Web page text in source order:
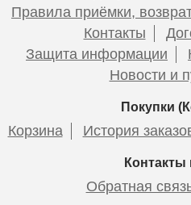
Правила приёмки,
Контакты
Защита информации
Новости и
Покупки
Корзина История
Контакты
Обратная